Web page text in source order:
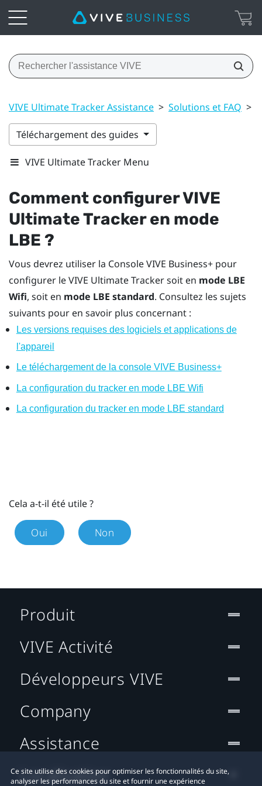
VIVE Ultimate Tracker Assistance > Solutions et FAQ >
Téléchargement des guides
VIVE Ultimate Tracker Menu
Comment configurerVIVE
Ultimate Trackeren mode
LBE ?
Vous devrez utiliser la Console VIVE Business+ pour
configurer leVIVE Ultimate Trackersoit en mode LBE
Wifi, soit en mode LBE standard. Consultez les sujets
suivants pour en savoir plus concernant :
Les versions requises des logiciels et applications de
l'appareil
Le téléchargement de la console VIVE Business+
La configuration du tracker en mode LBE Wifi
La configuration du tracker en mode LBE standard
Cela a-t-il été utile ?
Oui Non
Ce site utilise des cookies pour optimiser les fonctionnalités du site,
analyser les performances du site et fournir une expérience
Produit
VIVE Activité
Développeurs VIVE
Company
Assistance
Localisation